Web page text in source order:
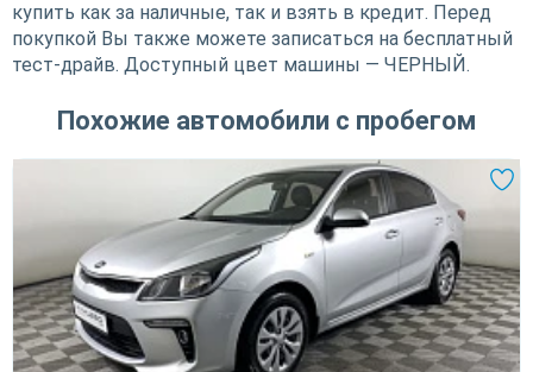
купить как за наличные, так и взять в кредит. Перед
покупкой Вы также можете записаться на бесплатный
тест-драйв. Доступный цвет машины — ЧЕРНЫЙ.
Похожие автомобили с пробегом